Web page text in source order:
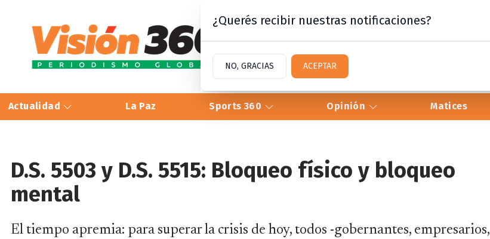
Actualidad La Paz Sports 360 Opinión Matices
D.S. 5503 y D.S. 5515: Bloqueo físico y bloqueo
mental
El tiempo apremia: para superar la crisis de hoy, todos -gobernantes, empresarios,
¿Querés recibir nuestras notificaciones?
NO, GRACIAS ACEPTAR